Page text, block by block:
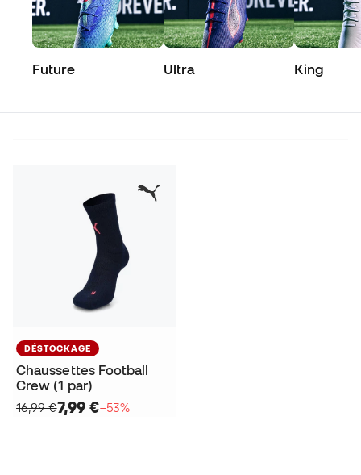
Future Ultra King
DÉSTOCKAGE
Chaussettes Football
Crew (1 par)
16,99 €7,99 €−53%